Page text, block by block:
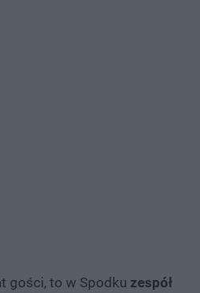
gości, to w Spodku zespół